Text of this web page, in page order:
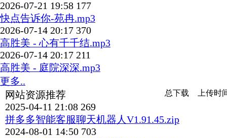
2026-07-21 19:58 177
快点告诉你-苑冉.mp3
2026-07-14 20:17 370
高胜美 - 心有千千结.mp3
2026-07-14 20:17 211
高胜美 - 庭院深深.mp3
更多..
网站资源推荐
上传时
总下载
2025-04-11 21:08 269
拼多多智能客服聊天机器人V1.91.45.zip
2024-08-01 14:50 703